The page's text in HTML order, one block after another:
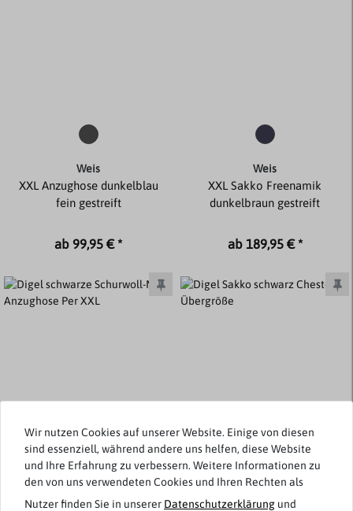
Weis
XXL Anzughose dunkelblau
fein gestreift
ab 99,95 € *
Weis
XXL Sakko Freenamik
dunkelbraun gestreift
ab 189,95 € *
Digel Digel
Wir nutzen Cookies auf unserer Website. Einige von diesen
sind essenziell, während andere uns helfen, diese Website
und Ihre Erfahrung zu verbessern. Weitere Informationen zu
den von uns verwendeten Cookies und Ihren Rechten als
Nutzer finden Sie in unserer Daten­schutz­erklärung und